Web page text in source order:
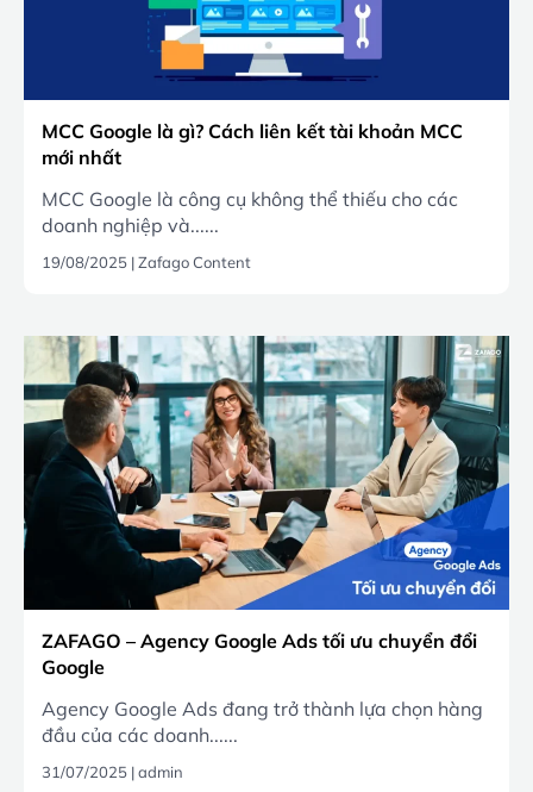
MCC Google là gì? Cách liên kết tài khoản MCC
mới nhất
MCC Google là công cụ không thể thiếu cho các
doanh nghiệp và......
19/08/2025 |Zafago Content
ZAFAGO – Agency Google Ads tối ưu chuyển đổi
Google
Agency Google Ads đang trở thành lựa chọn hàng
đầu của các doanh......
31/07/2025 |admin